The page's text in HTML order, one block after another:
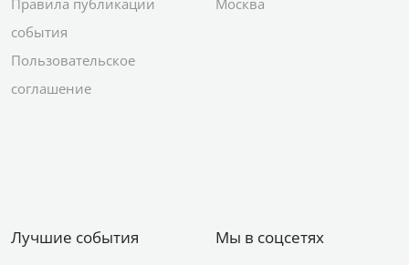
Правила публикации
события
Пользовательское
соглашение
Москва
Лучшие события Мы в соцсетях